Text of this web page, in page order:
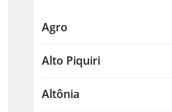
Agro
Alto Piquiri
Altônia